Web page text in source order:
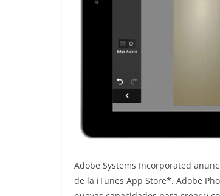
Adobe Systems Incorporated
de la iTunes App Store*. Adobe